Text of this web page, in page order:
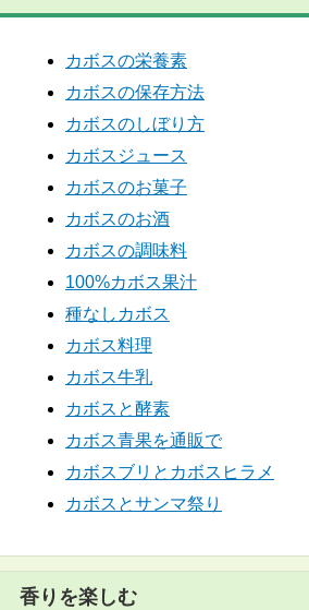
カボスの栄養素
カボスの保存方法
カボスのしぼり方
カボスジュース
カボスのお菓子
カボスのお酒
カボスの調味料
100%カボス果汁
種なしカボス
カボス料理
カボス牛乳
カボスと酵素
カボス青果を通販で
カボスブリとカボスヒラメ
カボスとサンマ祭り
香りを楽しむ